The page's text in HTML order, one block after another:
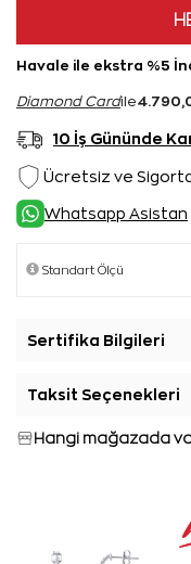
Havale ile ekstra %5
Diamond Cardile
10 İş Gününde
Ücretsiz ve
Whatsapp Asistan
Sertifika Bilgileri
Taksit Seçenekleri
Hangi mağazada